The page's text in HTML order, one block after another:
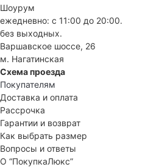
Шоурум
ежедневно: с 11:00 до 20:00.
без выходных.
Варшавское шоссе, 26
м. Нагатинская
Схема проезда
Покупателям
Доставка и оплата
Рассрочка
Гарантии и возврат
Как выбрать размер
Вопросы и ответы
О “ПокупкаЛюкс”